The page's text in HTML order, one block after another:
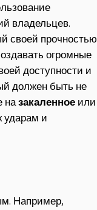
владельцев.
своей прочностью
огромные
доступности и
должен быть не
на закаленное или
ударам и
Например,